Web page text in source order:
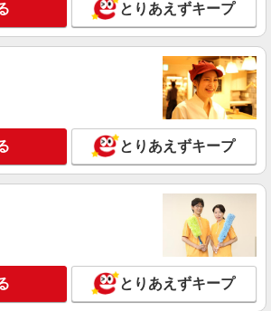
時給1550円
愛知県刈谷市／最寄駅：刈谷駅、知立駅 ●知
安城・豊明・岡崎・高浜・大府からも便利で
≪車通勤可≫ ●無料駐車場有り
詳細を見る
フ株式会社 中部コーディネートセンター二課
谷本社の企業で『長期・安定就業』めざせ
愛知県刈谷市／最寄駅：刈谷駅 ●知立・安
大府・岡崎・高浜からも便利です ≪車通勤
刈谷駅近くなのに無料駐車場も完備♪通勤便
詳細を見る
とりあえずキープ
とりあえずキープ
とりあえずキープ